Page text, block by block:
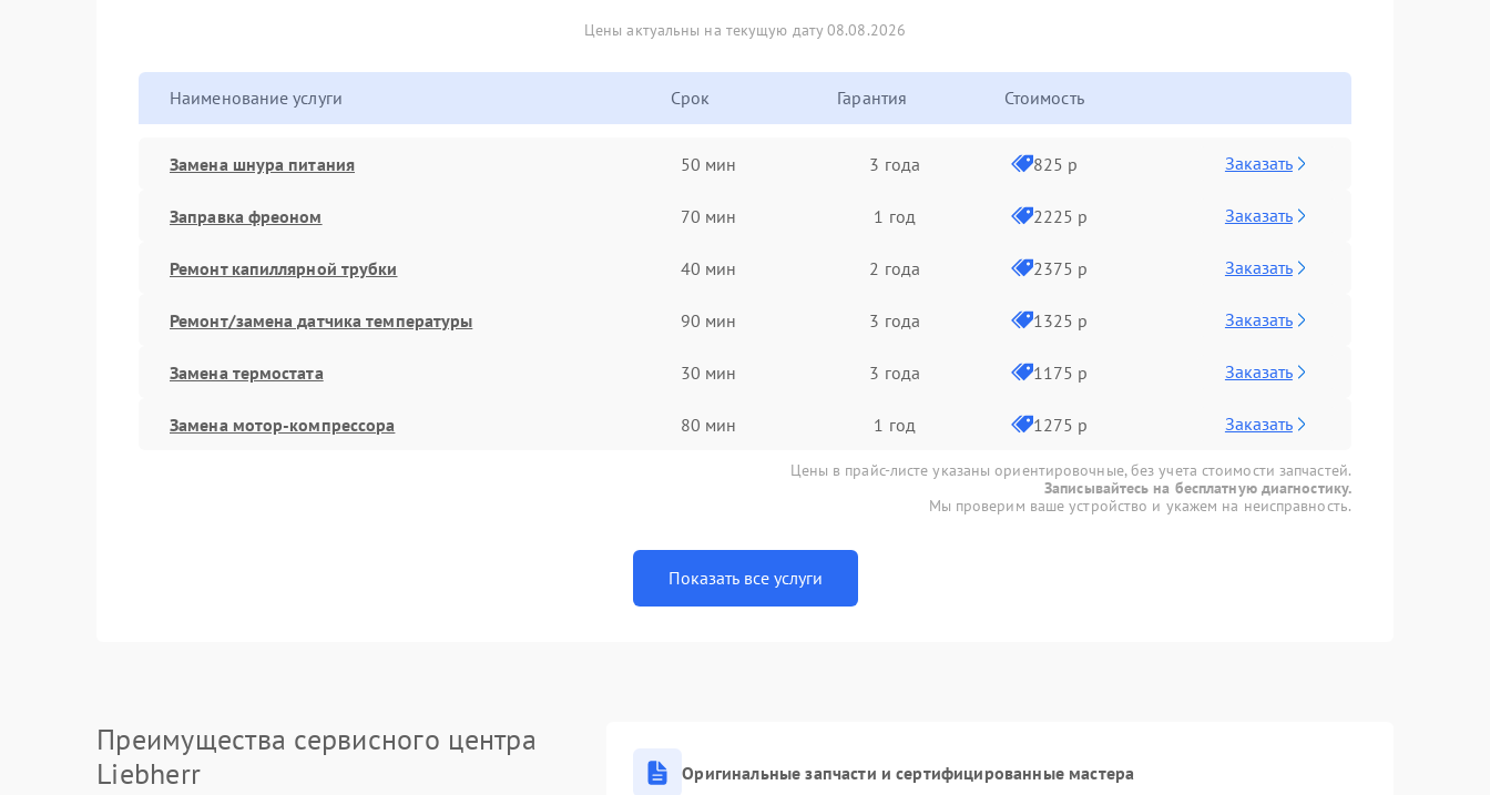
Цены актуальны на текущую дату 08.08.2026
Наименование услуги Срок Гарантия Стоимость
Замена шнура питания 50 мин 3 года 825 р Заказать
Заправка фреоном 70 мин 1 год 2225 р Заказать
Ремонт капиллярной трубки 40 мин 2 года 2375 р Заказать
Ремонт/замена датчика температуры 90 мин 3 года 1325 р Заказать
Замена термостата 30 мин 3 года 1175 р Заказать
Замена мотор-компрессора 80 мин 1 год 1275 р Заказать
Цены в прайс-листе указаны ориентировочные, без учета стоимости запчастей.
Записывайтесь на бесплатную диагностику.
Мы проверим ваше устройство и укажем на неисправность.
Показать все услуги
Преимущества сервисного центра
Liebherr
Оригинальные запчасти и сертифицированные мастера